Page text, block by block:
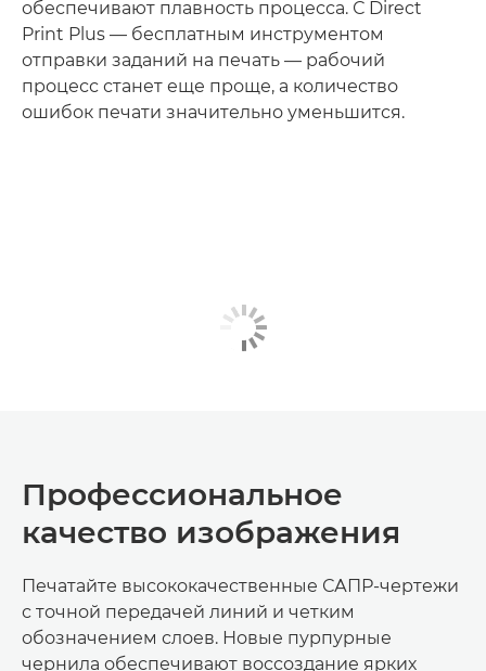
обеспечивают плавность процесса. С Direct
Print Plus — бесплатным инструментом
отправки заданий на печать — рабочий
процесс станет еще проще, а количество
ошибок печати значительно уменьшится.
Профессиональное
качество изображения
Печатайте высококачественные САПР-чертежи
с точной передачей линий и четким
обозначением слоев. Новые пурпурные
чернила обеспечивают воссоздание ярких